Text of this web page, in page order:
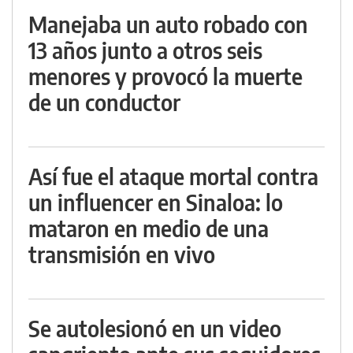
Manejaba un auto robado con
13 años junto a otros seis
menores y provocó la muerte
de un conductor
Así fue el ataque mortal contra
un influencer en Sinaloa: lo
mataron en medio de una
transmisión en vivo
Se autolesionó en un video